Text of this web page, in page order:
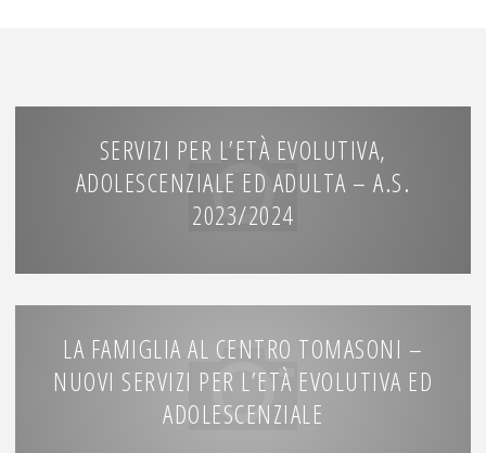
SERVIZI PER L’ETÀ EVOLUTIVA,
ADOLESCENZIALE ED ADULTA – A.S.
2023/2024
LA FAMIGLIA AL CENTRO TOMASONI –
NUOVI SERVIZI PER L’ETÀ EVOLUTIVA ED
ADOLESCENZIALE